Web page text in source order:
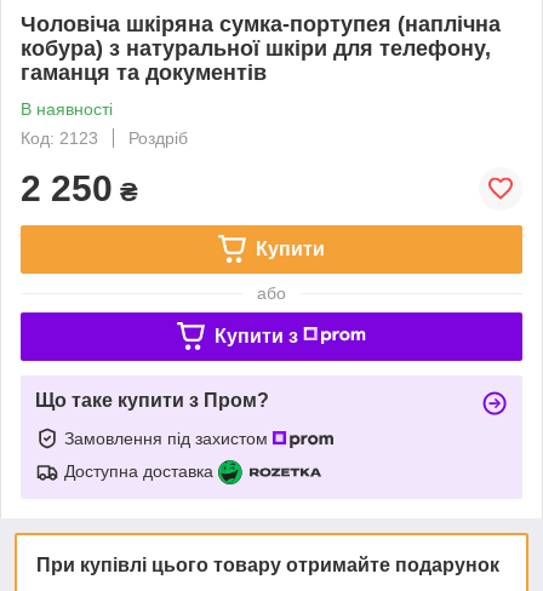
Чоловіча шкіряна сумка-портупея (наплічна
кобура) з натуральної шкіри для телефону,
гаманця та документів
В наявності
Код: 2123
Роздріб
2 250 ₴
Купити
або
Купити з
Що таке купити з Пром?
Замовлення під захистом
Доступна доставка
При купівлі цього товару отримайте подарунок